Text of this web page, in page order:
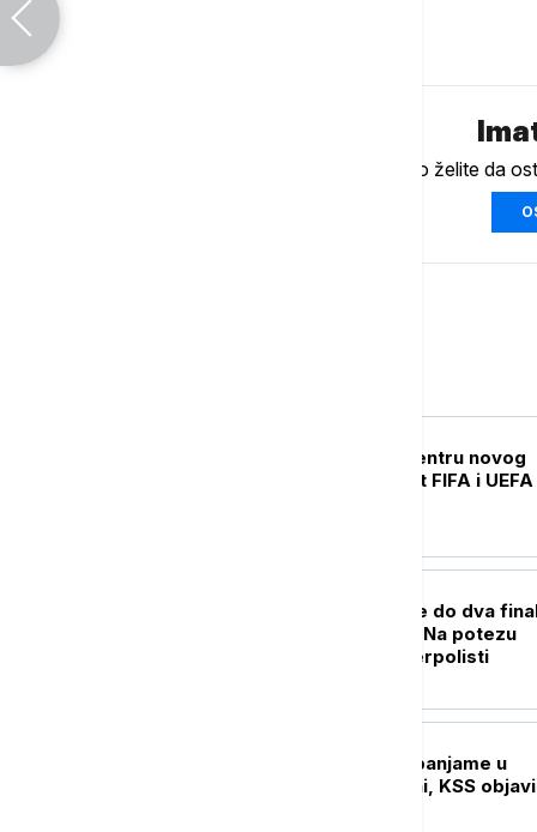
Ukoliko želite da
Đani Infantino u centru novog
skandala: Bukti rat FIFA i UEFA
Srbija danas može do dva
mlađe kategorije: Na potezu
košarkašice i vaterpolisti
Jokić protiv Vembanjame u
Beogradskoj areni, KSS